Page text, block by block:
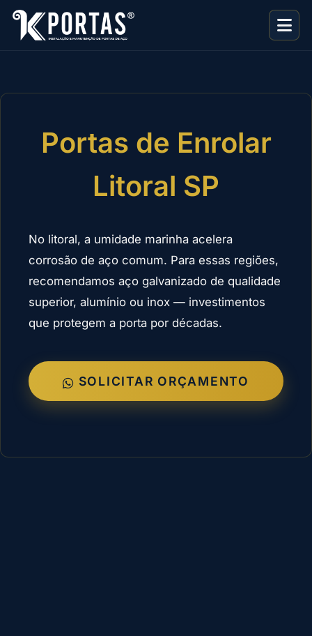
Portas de Enrolar
Litoral SP
No litoral, a umidade marinha acelera
corrosão de aço comum. Para essas regiões,
recomendamos aço galvanizado de qualidade
superior, alumínio ou inox — investimentos
que protegem a porta por décadas.
SOLICITAR ORÇAMENTO